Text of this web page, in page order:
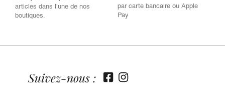
articles dans l’une de nos
boutiques.
par carte bancaire ou Apple
Pay
Suivez-nous :